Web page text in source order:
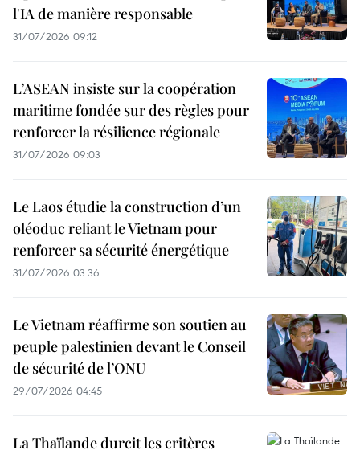
l'IA de manière responsable
31/07/2026 09:12
L’ASEAN insiste sur la coopération
maritime fondée sur des règles pour
renforcer la résilience régionale
31/07/2026 09:03
Le Laos étudie la construction d’un
oléoduc reliant le Vietnam pour
renforcer sa sécurité énergétique
31/07/2026 03:36
Le Vietnam réaffirme son soutien au
peuple palestinien devant le Conseil
de sécurité de l’ONU
29/07/2026 04:45
La Thaïlande durcit les critères